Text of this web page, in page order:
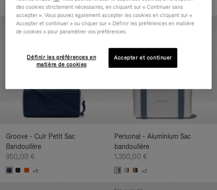
Groove - Cuir Petit Sac
Bandoulière
950,00 €
+5
Nouveauté
Personal - Aluminium Sac
bandoulière
1.350,00 €
+2
des cookies strictement nécessaires, en cliquant sur « Continuer sans
accepter ». Vous pouvez également accepter les cookies en cliquant sur «
Accepter et continuer » ou cliquer sur « Définir les préférences en matière
de cookies » pour paramétrer vos préférences.
Définir les préférences en
matière de cookies
Accepter et continuer